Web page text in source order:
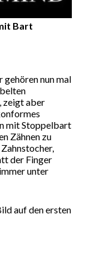
Bart
gehören nun mal
zeigt aber
mit Stoppelbart
Zähnen zu
der Finger
unter
auf den ersten